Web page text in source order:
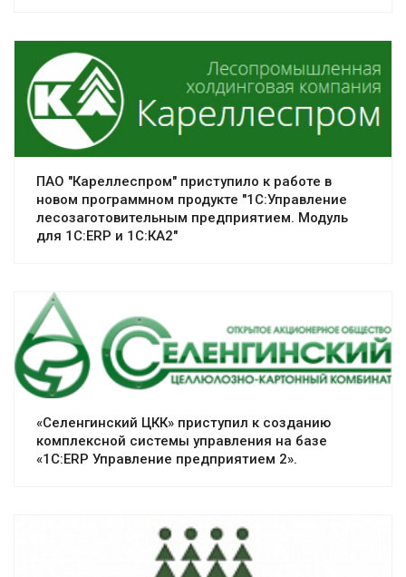
ПАО "Кареллеспром" приступило к работе в
новом программном продукте "1С:Управление
лесозаготовительным предприятием. Модуль
для 1С:ERP и 1С:КА2"
«Селенгинский ЦКК» приступил к созданию
комплексной системы управления на базе
«1С:ERP Управление предприятием 2».